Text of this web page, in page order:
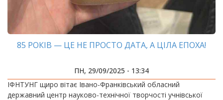
85 РОКІВ — ЦЕ НЕ ПРОСТО ДАТА, А ЦІЛА ЕПОХА!
ПН, 29/09/2025 - 13:34
ІФНТУНГ щиро вітає Івано-Франківський обласний
державний центр науково-технічної творчості учнівської